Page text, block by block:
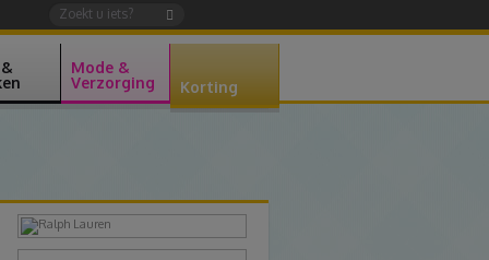
Mode &
Verzorging
Korting